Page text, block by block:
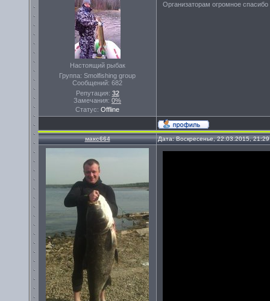
Настоящий рыбак
Группа: Smolfishing group
Сообщений: 682
Репутация: 32
Замечания: 0%
Статус: Offline
Организаторам огромное
макс664 Дата: Воскресенье, 22.03.2015,